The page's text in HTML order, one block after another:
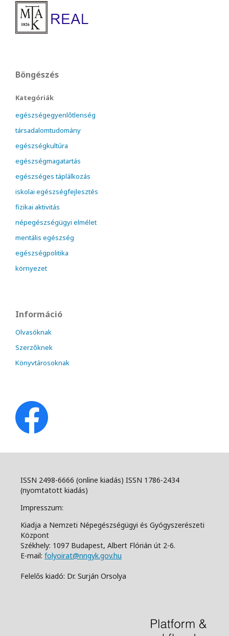
Böngészés
Kategóriák
egészségegyenlőtlenség
társadalomtudomány
egészségkultúra
egészségmagatartás
egészséges táplálkozás
iskolai egészségfejlesztés
fizikai aktivitás
népegészségügyi elmélet
mentális egészség
egészségpolitika
környezet
Információ
Olvasóknak
Szerzőknek
Könyvtárosoknak
ISSN 2498-6666 (online kiadás) ISSN 1786-2434
(nyomtatott kiadás)
Impresszum:
Kiadja a Nemzeti Népegészségügyi és Gyógyszerészeti
Központ
Székhely: 1097 Budapest, Albert Flórián út 2-6.
E-mail: folyoirat@nngyk.gov.hu
Felelős kiadó: Dr. Surján Orsolya